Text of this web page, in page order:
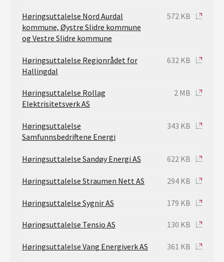
Høringsuttalelse Nord Aurdal
kommune, Øystre Slidre kommune
og Vestre Slidre kommune
572 KB
Høringsuttalelse Regionrådet for
Hallingdal
632 KB
Høringsuttalelse Rollag
Elektrisitetsverk AS
2 MB
Høringsuttalelse
Samfunnsbedriftene Energi
343 KB
Høringsuttalelse Sandøy Energi AS 622 KB
Høringsuttalelse Straumen Nett AS 294 KB
Høringsuttalelse Sygnir AS 179 KB
Høringsuttalelse Tensio AS 130 KB
Høringsuttalelse Vang Energiverk AS 361 KB